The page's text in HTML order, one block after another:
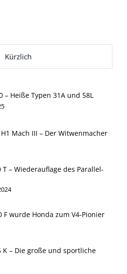
Kürzlich
– Heiße Typen 31A und 58L
Mach III – Der Witwenmacher
T – Wiederauflage des Parallel-
F wurde Honda zum V4-Pionier
K – Die große und sportliche